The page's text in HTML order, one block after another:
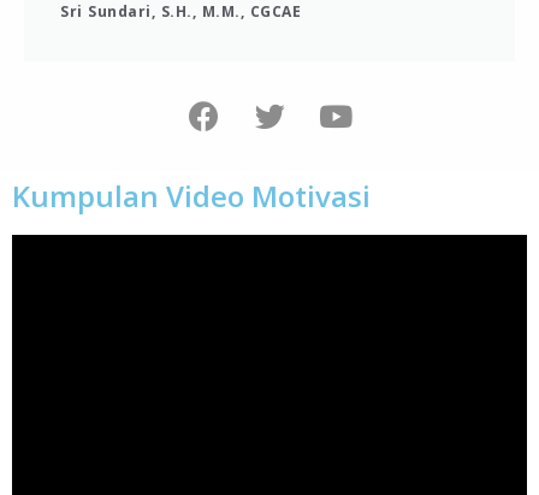
Sri Sundari, S.H., M.M., CGCAE
Kumpulan Video Motivasi